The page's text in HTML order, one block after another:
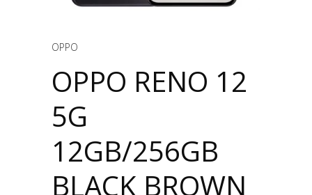
OPPO
OPPO RENO 12
5G
12GB/256GB
BLACK BROWN